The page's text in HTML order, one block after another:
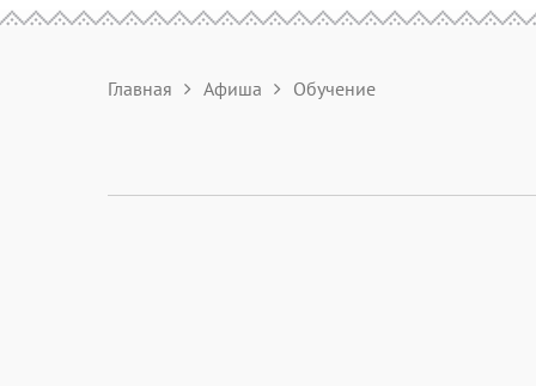
Главная Афиша Обучение